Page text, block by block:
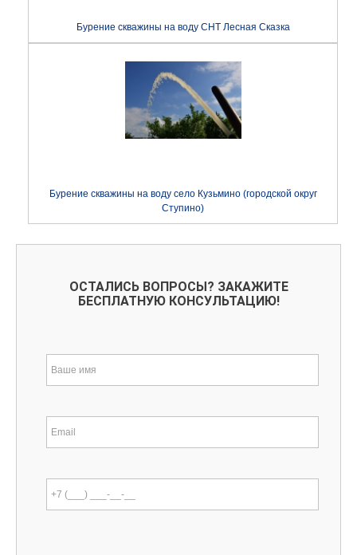
Бурение скважины на воду СНТ Лесная Сказка
Бурение скважины на воду село Кузьмино (городской округ
Ступино)
ОСТАЛИСЬ ВОПРОСЫ? ЗАКАЖИТЕ
БЕСПЛАТНУЮ КОНСУЛЬТАЦИЮ!